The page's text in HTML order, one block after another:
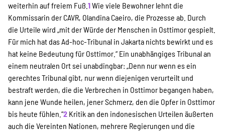
weiterhin auf freiem Fuß. 1Wie viele Bewohner lehnt die
Kommissarin der CAVR, Olandina Caeiro, die Prozesse ab. Durch
die Urteile wird „mit der Würde der Menschen in Osttimor gespielt.
Für mich hat das Ad-hoc-Tribunal in Jakarta nichts bewirkt und es
hat keine Bedeutung für Osttimor.“ Ein unabhängiges Tribunal an
einem neutralen Ort sei unabdingbar: „Denn nur wenn es ein
gerechtes Tribunal gibt, nur wenn diejenigen verurteilt und
bestraft werden, die die Verbrechen in Osttimor begangen haben,
kann jene Wunde heilen, jener Schmerz, den die Opfer in Osttimor
bis heute fühlen.“2 Kritik an den indonesischen Urteilen äußerten
auch die Vereinten Nationen, mehrere Regierungen und die